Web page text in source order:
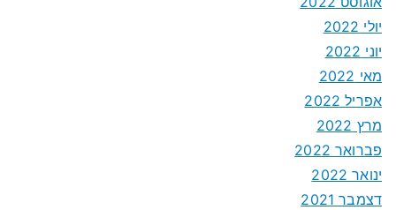
יולי 2022
יוני 2022
מאי 2022
אפריל 2022
מרץ 2022
פברואר 2022
ינואר 2022
דצמבר 2021